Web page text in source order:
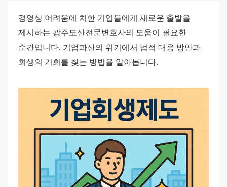
경영상 어려움에 처한 기업들에게 새로운 출발을
제시하는 광주도산전문변호사의 도움이 필요한
순간입니다. 기업파산의 위기에서 법적 대응 방안과
회생의 기회를 찾는 방법을 알아봅니다.